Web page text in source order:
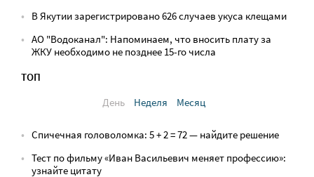
В Якутии зарегистрировано 626 случаев укуса клещами
АО "Водоканал": Напоминаем, что вносить плату за
ЖКУ необходимо не позднее 15-го числа
ТОП
День
Неделя Месяц
Спичечная головоломка: 5 + 2 = 72 — найдите решение
Тест по фильму «Иван Васильевич меняет профессию»:
узнайте цитату